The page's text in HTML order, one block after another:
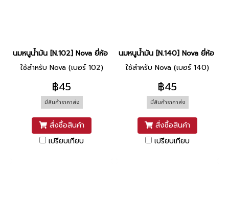
นมหนูน้ำมัน [N.102] Nova ยี่ห้อ CCD
ใช้สำหรับ Nova (เบอร์ 102)
฿45
มีสินค้าราคาส่ง
สั่งซื้อสินค้า
เปรียบเทียบ
นมหนูน้ำมัน [N.140] Nova ยี่ห้อ
ใช้สำหรับ Nova (เบอร์ 140)
฿45
มีสินค้าราคาส่ง
สั่งซื้อสินค้า
เปรียบเทียบ